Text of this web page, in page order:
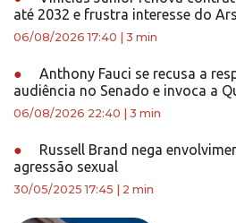
até 2032 e frustra interesse do
06/08/2026 17:40 3 min
●
Anthony Fauci se recusa a
audiência no Senado e invoca a
06/08/2026 22:40 3 min
●
Russell Brand nega
agressão sexual
30/05/2025 17:45 2 min